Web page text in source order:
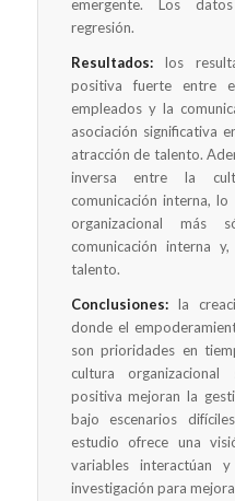
emergente. Los
regresión.
Resultados:los
positiva fuerte entre
empleados y la
asociación significativa
atracción de talento.
inversa entre la
comunicación interna,
organizacional más
comunicación interna
talento.
Conclusiones:la
donde el
son prioridades en
cultura
positiva mejoran la
bajo escenarios
estudio ofrece una
variables interactúan
investigación para